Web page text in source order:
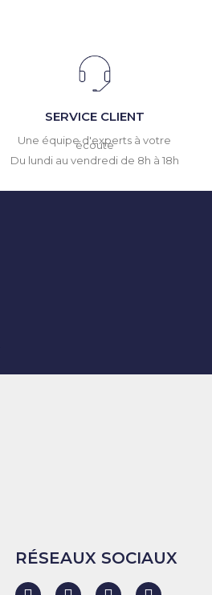
SERVICE CLIENT
Une équipe d'experts à votre
écoute
Du lundi au vendredi de 8h à 18h
RÉSEAUX SOCIAUX